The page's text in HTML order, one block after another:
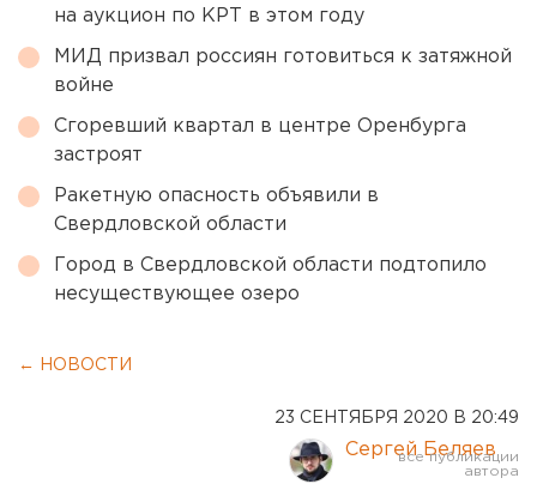
на аукцион по КРТ в этом году
МИД призвал россиян готовиться к затяжной
войне
Сгоревший квартал в центре Оренбурга
застроят
Ракетную опасность объявили в
Свердловской области
Город в Свердловской области подтопило
несуществующее озеро
← НОВОСТИ
23 СЕНТЯБРЯ 2020 В 20:49
Сергей Беляев